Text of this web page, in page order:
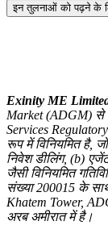
इन तुलनाओं को पढ़ने के
Exinity ME
Market (ADGM) से
Services
रूप में विनियमित है,
निवेश डीलिंग, (b)
जैसी विनियमित
संख्या 200015 के
Khatem Tower,
अरब अमीरात में है।